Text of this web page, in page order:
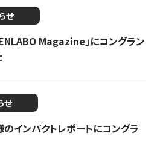
せ
Magazine」にコングラン
せ
インパクトレポートにコングラ